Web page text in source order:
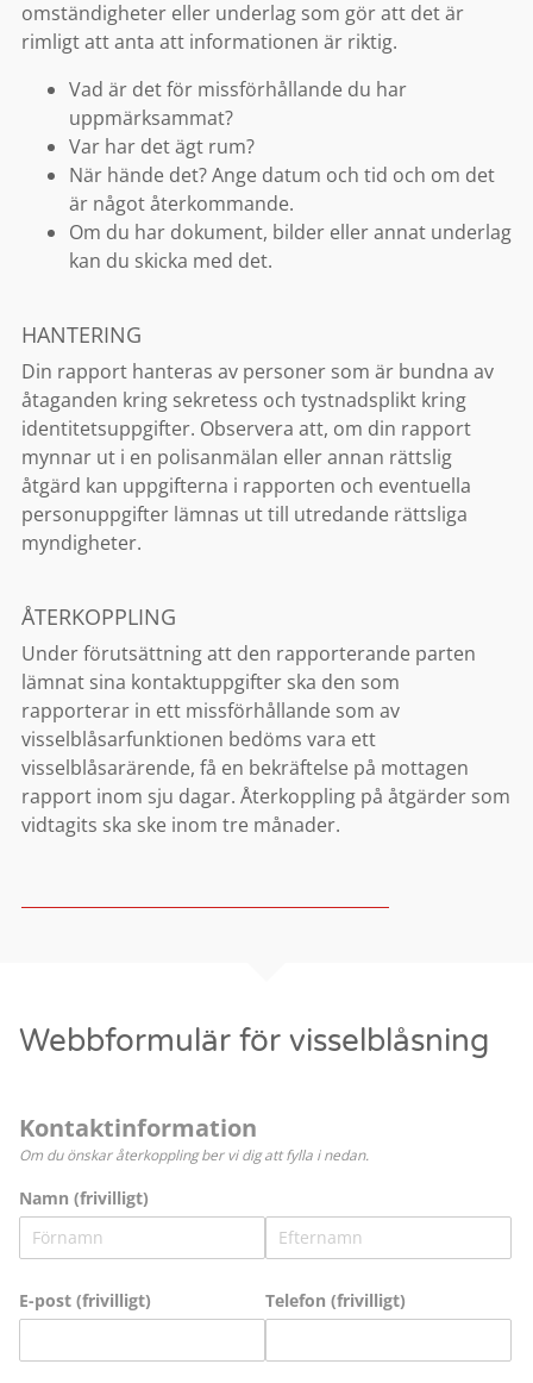
omständigheter eller underlag som gör att det är
rimligt att anta att informationen är riktig.
Vad är det för missförhållande du har
uppmärksammat?
Var har det ägt rum?
När hände det? Ange datum och tid och om det
är något återkommande.
Om du har dokument, bilder eller annat underlag
kan du skicka med det.
HANTERING
Din rapport hanteras av personer som är bundna av
åtaganden kring sekretess och tystnadsplikt kring
identitetsuppgifter. Observera att, om din rapport
mynnar ut i en polisanmälan eller annan rättslig
åtgärd kan uppgifterna i rapporten och eventuella
personuppgifter lämnas ut till utredande rättsliga
myndigheter.
ÅTERKOPPLING
Under förutsättning att den rapporterande parten
lämnat sina kontaktuppgifter ska den som
rapporterar in ett missförhållande som av
visselblåsarfunktionen bedöms vara ett
visselblåsarärende, få en bekräftelse på mottagen
rapport inom sju dagar. Återkoppling på åtgärder som
vidtagits ska ske inom tre månader.
Webbformulär för visselblåsning